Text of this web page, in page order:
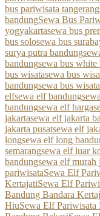
bus pariwisata tangerang
bandungSewa Bus
yogyakartasewa bus
bus solosewa bus
surya putra bandung
bandungsewa bus white
bus wisatasewa bus
bandungsewa bus
elfsewa elf bandung
bandungsewa elf harga
jakartasewa elf jakarta
jakarta pusatsewa elf
longsewa elf long
semarangsewa elf luar
bandungsewa elf murah
pariwisataSewa Elf
KertajatiSewa Elf
Bandung Bandara
HiuSewa Elf